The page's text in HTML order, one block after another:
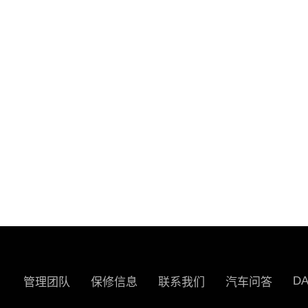
管理团队 保修信息 联系我们 汽车问答